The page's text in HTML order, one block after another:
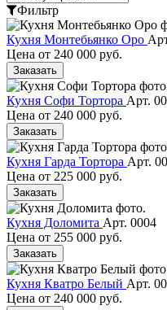
Фильтр
Кухня Монтебьянко Оро
Цена от 240 000 руб.
Заказать
Кухня Софи Тортора Арт.
Цена от 240 000 руб.
Заказать
Кухня Гарда Тортора Арт.
Цена от 225 000 руб.
Заказать
Кухня Доломита Арт. 0004
Цена от 255 000 руб.
Заказать
Кухня Кватро Белый Арт.
Цена от 240 000 руб.